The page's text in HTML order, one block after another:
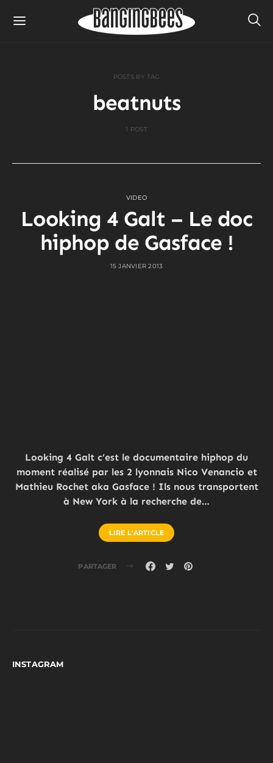
POSTS BY TAG
beatnuts
1 POST
VIDEO
Looking 4 Galt – Le doc
hiphop de Gasface !
15 JANVIER 2013
Looking 4 Galt c’est le documentaire hiphop du
moment réalisé par les 2 lyonnais Nico Venancio et
Mathieu Rochet aka Gasface ! Ils nous transportent
à New York à la recherche de…
LIRE L'ARTICLE
PARTAGER
INSTAGRAM